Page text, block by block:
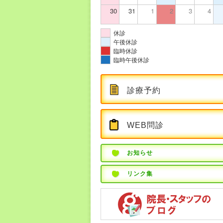
30 31 1 2 3 4
休診
午後休診
臨時休診
臨時午後休診
診療予約
WEB問診
お知らせ
リンク集